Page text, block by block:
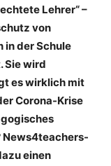
Lehrer“ –
von
in der Schule
Sie wird
es wirklich mit
Corona-Krise
News4teachers-
einen